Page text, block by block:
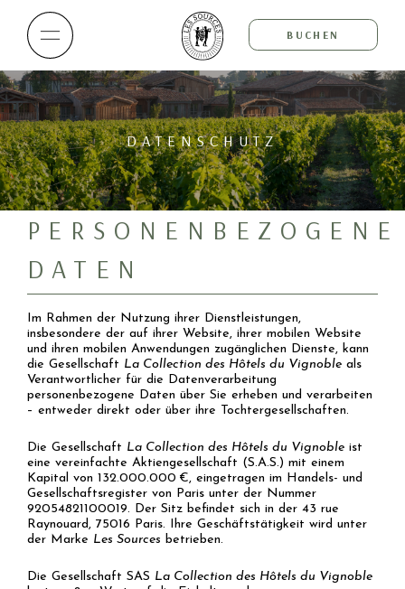
BUCHEN
DATENSCHUTZ
PERSONENBEZOGENE
DATEN
Im Rahmen der Nutzung ihrer Dienstleistungen,
insbesondere der auf ihrer Website, ihrer mobilen Website
und ihren mobilen Anwendungen zugänglichen Dienste, kann
die Gesellschaft La Collection des Hôtels du Vignobleals
Verantwortlicher für die Datenverarbeitung
personenbezogene Daten über Sie erheben und verarbeiten
– entweder direkt oder über ihre Tochtergesellschaften.
Die Gesellschaft La Collection des Hôtels du Vignobleist
eine vereinfachte Aktiengesellschaft (S.A.S.) mit einem
Kapital von 132.000.000 €, eingetragen im Handels- und
Gesellschaftsregister von Paris unter der Nummer
92054821100019. Der Sitz befindet sich in der 43 rue
Raynouard, 75016 Paris. Ihre Geschäftstätigkeit wird unter
der Marke Les Sources betrieben.
Die Gesellschaft SAS La Collection des Hôtels du Vignoble